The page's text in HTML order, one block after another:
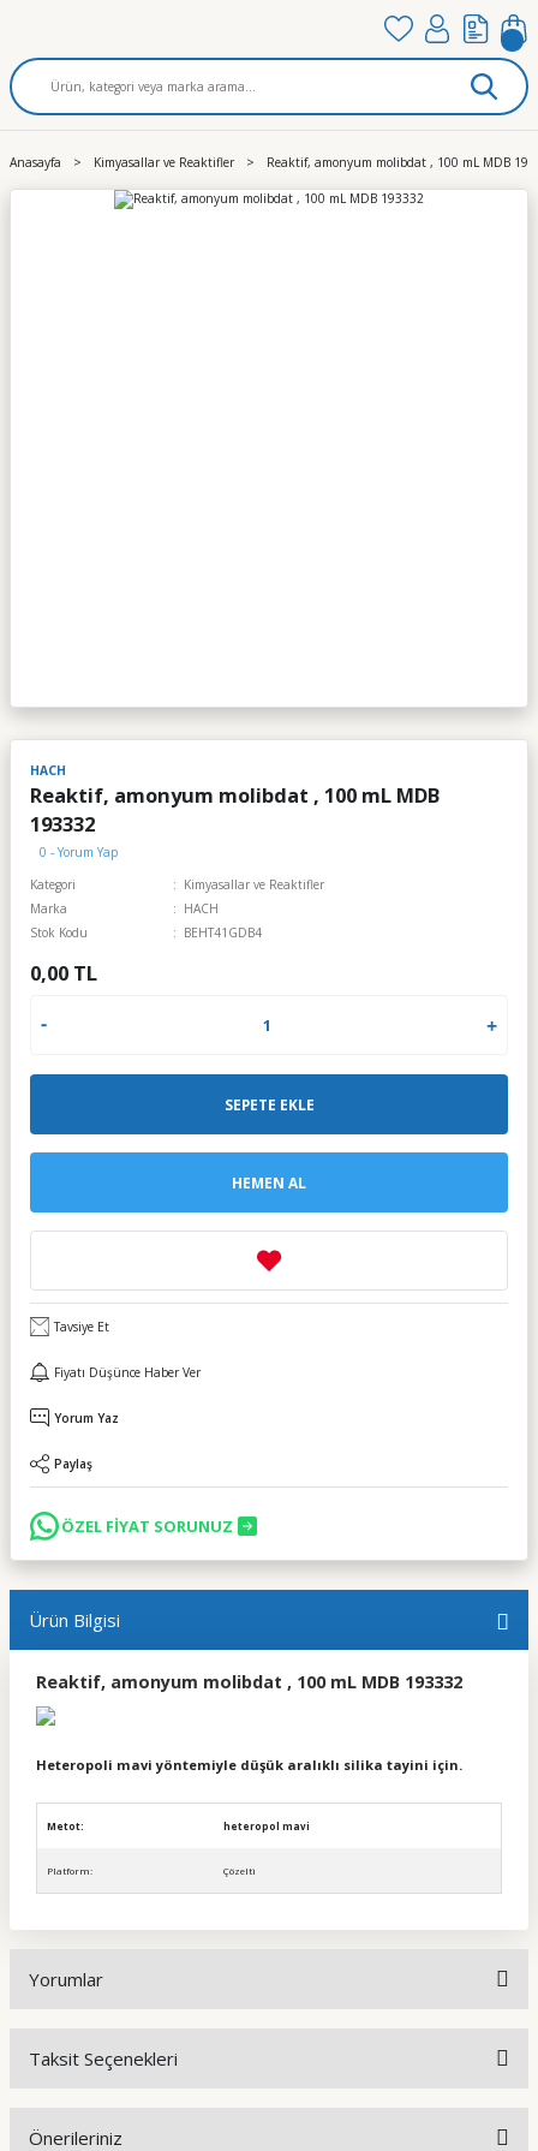
Anasayfa Kimyasallar ve Reaktifler Reaktif, amonyum molibdat , 100 mL MDB
HACH
Reaktif, amonyum molibdat , 100 mL MDB
193332
0 - Yorum Yap
Kategori
Kimyasallar ve Reaktifler
Marka
HACH
Stok Kodu
BEHT41GDB4
0,00 TL
SEPETE EKLE
HEMEN AL
Tavsiye Et
Fiyatı Düşünce Haber Ver
Yorum Yaz
Paylaş
ÖZEL FİYAT SORUNUZ
Ürün Bilgisi
Reaktif, amonyum molibdat , 100 mL MDB 193332
Heteropoli mavi yöntemiyle düşük aralıklı silika tayini için.
Metot: heteropol mavi
Platform: Çözelti
Yorumlar
Taksit Seçenekleri
Önerileriniz